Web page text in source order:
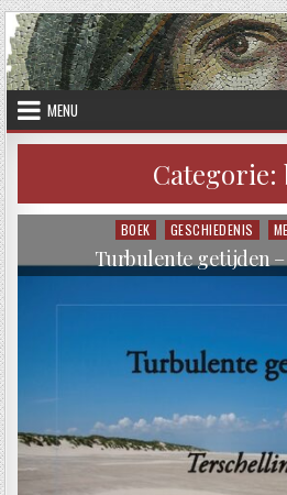
Skip to content
MENU
Categorie:
Posted in
BOEK GESCHIEDENIS
Turbulente getijden